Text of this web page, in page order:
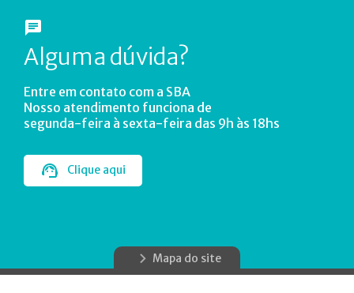
Alguma dúvida?
Entre em contato com a SBA
Nosso atendimento funciona de
segunda-feira à sexta-feira das 9h às 18hs
Clique aqui
Mapa do site